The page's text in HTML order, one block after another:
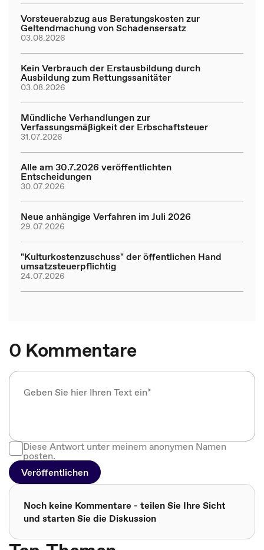
Vorsteuerabzug aus Beratungskosten zur
Geltendmachung von Schadensersatz
03.08.2026
Kein Verbrauch der Erstausbildung durch
Ausbildung zum Rettungssanitäter
03.08.2026
Mündliche Verhandlungen zur
Verfassungsmäßigkeit der Erbschaftsteuer
31.07.2026
Alle am 30.7.2026 veröffentlichten
Entscheidungen
30.07.2026
Neue anhängige Verfahren im Juli 2026
29.07.2026
"Kulturkostenzuschuss" der öffentlichen Hand
umsatzsteuerpflichtig
24.07.2026
0 Kommentare
Diese Antwort unter meinem anonymen Namen
posten.
Veröffentlichen
Noch keine Kommentare - teilen Sie Ihre Sicht
und starten Sie die Diskussion